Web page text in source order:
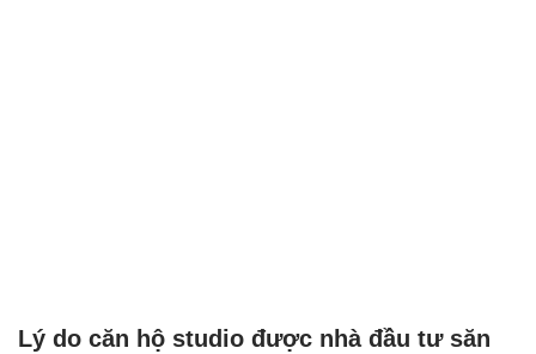
Lý do căn hộ studio được nhà đầu tư săn